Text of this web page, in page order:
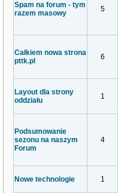
Spam na forum - tym
razem masowy
5
Całkiem nowa strona
pttk.pl
6
Layout dla strony
oddziału
1
Podsumowanie
sezonu na naszym
Forum
4
Nowe technologie 1